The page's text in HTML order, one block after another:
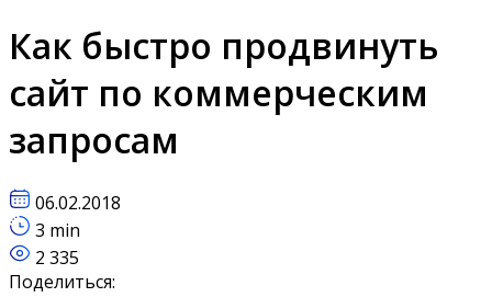
Как быстро продвинуть
сайт по коммерческим
запросам
06.02.2018
3 min
2 335
Поделиться: